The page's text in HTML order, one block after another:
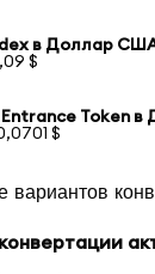
в Доллар
$
Token
$
вариантов